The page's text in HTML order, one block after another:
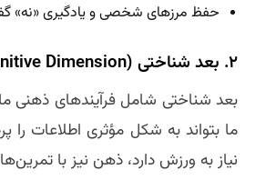
حفظ مرزهای شخصی و یادگیری «نه»
۲. بعد شناختی (Cognitive Dimension)
بعد شناختی شامل فرآیندهای
ما بتواند به شکل مؤثری اطلاعات را
نیاز به ورزش دارد، ذهن نیز با